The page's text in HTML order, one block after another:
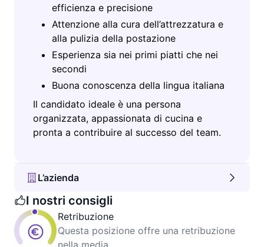
efficienza e precisione
Attenzione alla cura dell’attrezzatura e
alla pulizia della postazione
Esperienza sia nei primi piatti che nei
secondi
Buona conoscenza della lingua italiana
Il candidato ideale è una persona
organizzata, appassionata di cucina e
pronta a contribuire al successo del team.
L’azienda
I nostri consigli
Retribuzione
Questa posizione offre una retribuzione
nella media